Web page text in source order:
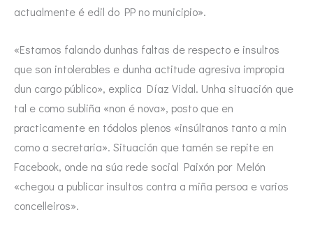
actualmente é edil do PP no municipio».
«Estamos falando dunhas faltas de respecto e insultos
que son intolerables e dunha actitude agresiva impropia
dun cargo público», explica Díaz Vidal. Unha situación que
tal e como subliña «non é nova», posto que en
practicamente en tódolos plenos «insúltanos tanto a min
como a secretaria». Situación que tamén se repite en
Facebook, onde na súa rede social Paixón por Melón
«chegou a publicar insultos contra a miña persoa e varios
concelleiros».